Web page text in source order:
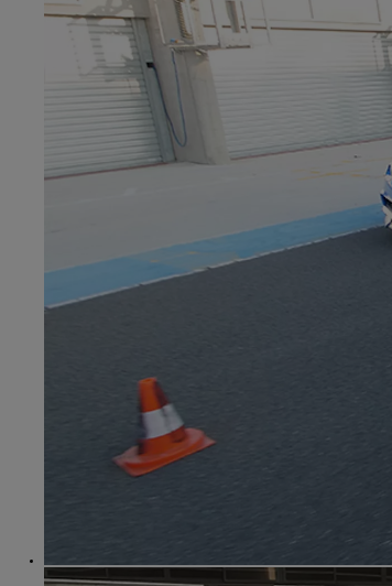
HYBRIDE OU HYBRIDE RECHARGEABLE
Disponible rapidement